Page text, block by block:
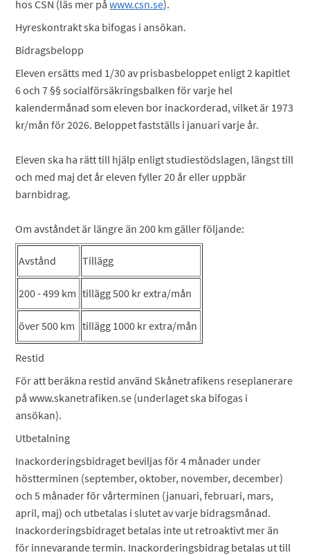
hos CSN (läs mer påwww.csn.se).
Hyreskontrakt ska bifogas i ansökan.
Bidragsbelopp
Eleven ersätts med 1/30 av prisbasbeloppet enligt 2 kapitlet
6 och 7 §§ socialförsäkringsbalken för varje hel
kalendermånad som eleven bor inackorderad, vilket är 1973
kr/mån för 2026. Beloppet fastställs i januari varje år.
Eleven ska ha rätt till hjälp enligt studiestödslagen, längst till
och med maj det år eleven fyller 20 år eller uppbär
barnbidrag.
Om avståndet är längre än 200 km gäller följande:
Avstånd Tillägg
200 - 499 km tillägg 500 kr extra/mån
över 500 km tillägg 1000 kr extra/mån
Restid
För att beräkna restid använd Skånetrafikens reseplanerare
på www.skanetrafiken.se (underlaget ska bifogas i
ansökan).
Utbetalning
Inackorderingsbidraget beviljas för 4 månader under
höstterminen (september, oktober, november, december)
och 5 månader för vårterminen (januari, februari, mars,
april, maj) och utbetalas i slutet av varje bidragsmånad.
Inackorderingsbidraget betalas inte ut retroaktivt mer än
för innevarande termin. Inackorderingsbidrag betalas ut till